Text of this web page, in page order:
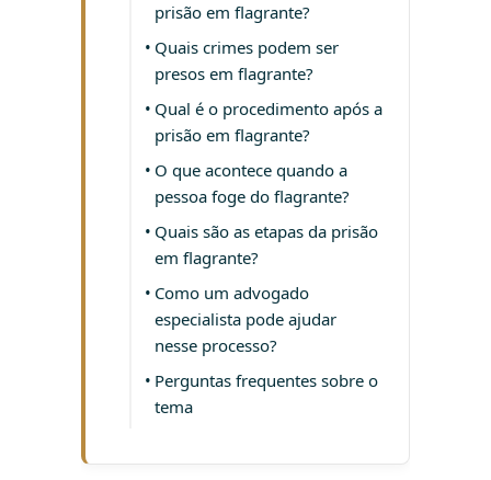
prisão em flagrante?
Quais crimes podem ser
presos em flagrante?
Qual é o procedimento após a
prisão em flagrante?
O que acontece quando a
pessoa foge do flagrante?
Quais são as etapas da prisão
em flagrante?
Como um advogado
especialista pode ajudar
nesse processo?
Perguntas frequentes sobre o
tema